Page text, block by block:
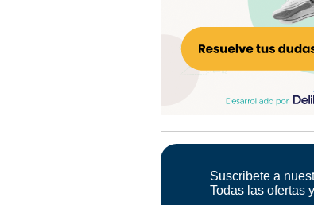
Suscribete a
Todas las ofertas